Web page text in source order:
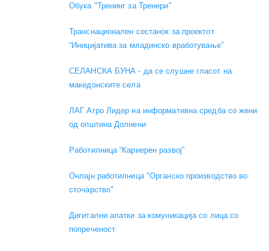
Обука "Тренинг за Тренери"
Транснационален состанок за проектот
“Иницијатива за младинско вработување”
СЕЛАНСКА БУНА - да се слушне гласот на
македонските села
ЛАГ Агро Лидер на информативна средба со жени
од општина Долнени
Работилница “Кариерен развој”
Онлајн работилница "Органско производство во
сточарство"
Дигитални алатки за комуникација со лица со
попреченост